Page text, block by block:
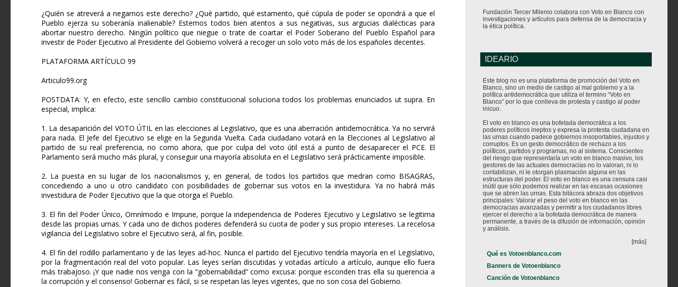
¿Quién se atreverá a negarnos este derecho? ¿Qué partido, qué estamento, qué cúpula de poder se opondrá a que el
Pueblo ejerza su soberanía inalienable? Estemos todos bien atentos a sus negativas, sus argucias dialécticas para
abortar nuestro derecho. Ningún político que niegue o trate de coartar el Poder Soberano del Pueblo Español para
investir de Poder Ejecutivo al Presidente del Gobierno volverá a recoger un solo voto más de los españoles decentes.
PLATAFORMA ARTÍCULO 99
Articulo99.org
POSTDATA: Y, en efecto, este sencillo cambio constitucional soluciona todos los problemas enunciados ut supra. En
especial, implica:
1. La desaparición del VOTO ÚTIL en las elecciones al Legislativo, que es una aberración antidemocrática. Ya no servirá
para nada. El Jefe del Ejecutivo se elige en la Segunda Vuelta. Cada ciudadano votará en la Elecciones al Legislativo al
partido de su real preferencia, no como ahora, que por culpa del voto útil está a punto de desaparecer el PCE. El
Parlamento será mucho más plural, y conseguir una mayoría absoluta en el Legislativo será prácticamente imposible.
2. La puesta en su lugar de los nacionalismos y, en general, de todos los partidos que medran como BISAGRAS,
concediendo a uno u otro candidato con posibilidades de gobernar sus votos en la investidura. Ya no habrá más
investidura de Poder Ejecutivo que la que otorga el Pueblo.
3. El fin del Poder Único, Omnímodo e Impune, porque la independencia de Poderes Ejecutivo y Legislativo se legitima
desde las propias urnas. Y cada uno de dichos poderes defenderá su cuota de poder y sus propio intereses. La recelosa
vigilancia del Legislativo sobre el Ejecutivo será, al fin, posible.
4. El fin del rodillo parlamentario y de las leyes ad-hoc. Nunca el partido del Ejecutivo tendría mayoría en el Legislativo,
por la fragmentación real del voto popular. Las leyes serían discutidas y votadas artículo a artículo, aunque ello fuera
más trabajoso. ¡Y que nadie nos venga con la “gobernabilidad” como excusa: porque esconden tras ella su querencia a
la corrupción y el consenso! Gobernar es fácil, si se respetan las leyes vigentes, que no son cosa del Gobierno.
Fundación Tercer Milenio colabora con Voto en Blanco con
investigaciones y artículos para defensa de la democracia y
la ética política.
IDEARIO
Este blog no es una plataforma de promoción del Voto en
Blanco, sino un medio de castigo al mal gobierno y a la
política antidemocrática que utiliza el termino “Voto en
Blanco” por lo que conlleva de protesta y castigo al poder
inicuo.
El voto en blanco es una bofetada democrática a los
poderes políticos ineptos y expresa la protesta ciudadana en
las urnas cuando padece gobiernos insoportables, injustos y
corruptos. Es un gesto democrático de rechazo a los
políticos, partidos y programas, no al sistema. Conscientes
del riesgo que representaría un voto en blanco masivo, los
gestores de las actuales democracias no lo valoran, ni lo
contabilizan, ni le otorgan plasmación alguna en las
estructuras del poder. El voto en blanco es una censura casi
inútil que sólo podemos realizar en las escasas ocasiones
que se abren las urnas. Esta bitácora abraza dos objetivos
principales: Valorar el peso del voto en blanco en las
democracias avanzadas y permitir a los ciudadanos libres
ejercer el derecho a la bofetada democrática de manera
permanente, a través de la difusión de información, opinión
y análisis.
[más]
Qué es Votoenblanco.com
Banners de Votoenblanco
Canción de Votoenblanco